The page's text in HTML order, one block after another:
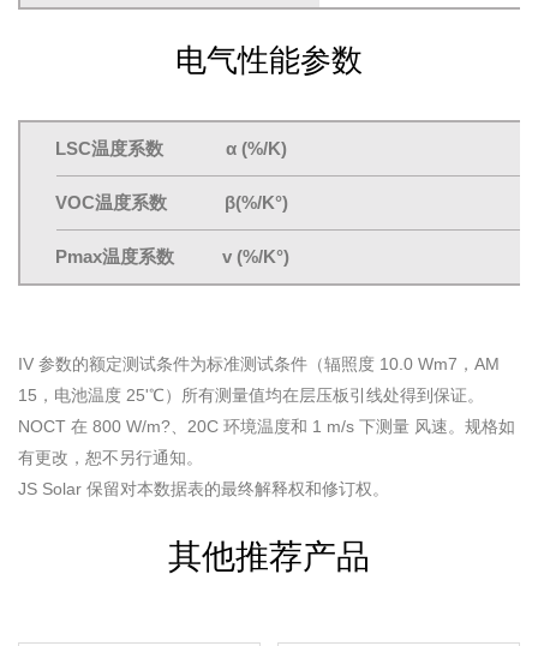
电气性能参数
LSC温度系数 α (%/K)
VOC温度系数 β(%/K°)
Pmax温度系数 v (%/K°)
IV 参数的额定测试条件为标准测试条件（辐照度 10.0 Wm7，AM
15，电池温度 25'℃）所有测量值均在层压板引线处得到保证。
NOCT 在 800 W/m?、20C 环境温度和 1 m/s 下测量 风速。规格如
有更改，恕不另行通知。
JS Solar 保留对本数据表的最终解释权和修订权。
其他推荐产品